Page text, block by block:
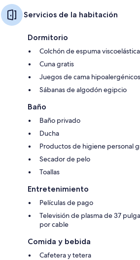
Servicios de la habitación
Dormitorio
Colchón de espuma viscoelástica
Cuna gratis
Juegos de cama hipoalergénicos
Sábanas de algodón egipcio
Baño
Baño privado
Ducha
Productos de higiene personal
Secador de pelo
Toallas
Entretenimiento
Películas de pago
Televisión de plasma de 37
por cable
Comida y bebida
Cafetera y tetera